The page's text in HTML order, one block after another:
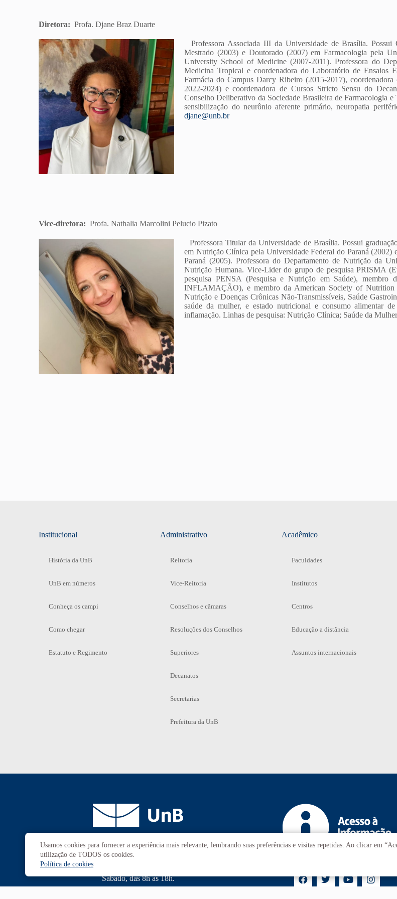
Diretora: Profa. Djane Braz Duarte
Professora Associada III da Universidade de Brasília. Possui
Mestrado (2003) e Doutorado (2007) em Farmacologia pela
University School of Medicine (2007-2011). Professora do
Medicina Tropical e coordenadora do Laboratório de Ensaios
Farmácia do Campus Darcy Ribeiro (2015-2017),
2022-2024) e coordenadora de Cursos Stricto Sensu do
Conselho Deliberativo da Sociedade Brasileira de Farmacologia
sensibilização do neurônio aferente primário, neuropatia
djane@unb.br
Vice-diretora:Profa. Nathalia Marcolini Pelucio Pizato
Professora Titular da Universidade de Brasília. Possui
em Nutrição Clínica pela Universidade Federal do Paraná
Paraná (2005). Professora do Departamento de Nutrição da
Nutrição Humana. Vice-Lider do grupo de pesquisa PRISMA
pesquisa PENSA (Pesquisa e Nutrição em Saúde),
INFLAMAÇÃO), e membro da American Society of Nutrition
Nutrição e Doenças Crônicas Não-Transmissíveis, Saúde
saúde da mulher, e estado nutricional e consumo alimentar
inflamação. Linhas de pesquisa: Nutrição Clínica; Saúde da
Institucional
História da UnB
UnB em números
Conheça os campi
Como chegar
Estatuto e Regimento
Administrativo
Reitoria
Vice-Reitoria
Conselhos e câmaras
Resoluções dos Conselhos
Superiores
Decanatos
Secretarias
Prefeitura da UnB
Acadêmico
Faculdades
Institutos
Centros
Educação a distância
Assuntos internacionais
Campus
Universitário Darcy Ribeiro
Horário de funcionamento: de 2ª a 6ª, das 7h às 23h.
Sábado, das 8h às 18h.
Usamos cookies para fornecer a experiência mais relevante, lembrando suas preferências e visitas repetidas. Ao clicar em
utilização de TODOS os cookies.
Política de cookies